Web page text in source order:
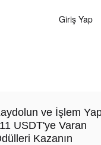
Giriş Yap
ve İşlem
USDT'ye Varan
Kazanın